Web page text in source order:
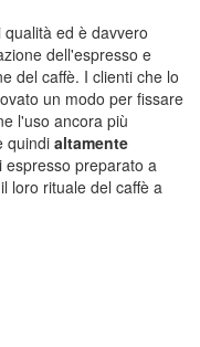
ed è davvero
dell'espresso e
del caffè. I clienti che lo
un modo per fissare
l'uso ancora più
quindi altamente
preparato a
loro rituale del caffè a